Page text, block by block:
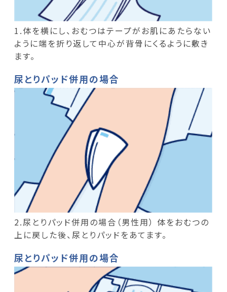
1.体を横にし、おむつはテープがお肌にあたらない
ように端を折り返して中心が背骨にくるように敷き
ます。
尿とりパッド併用の場合
2.尿とりパッド併用の場合（男性用） 体をおむつの
上に戻した後、尿とりパッドをあてます。
尿とりパッド併用の場合